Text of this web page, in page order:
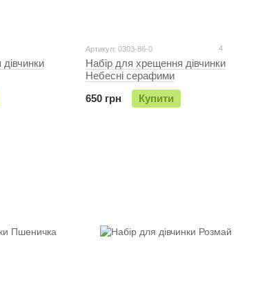
дiвчинки
Артикул: 0303-86-0 4
Набір для хрещення дiвчинки
Небесні серафими
650 грн
Купити